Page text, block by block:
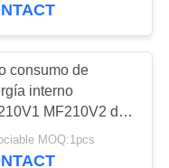
39
consumo de
interno
MF210V2 del
de ZTE
3G
MOQ:1pcs